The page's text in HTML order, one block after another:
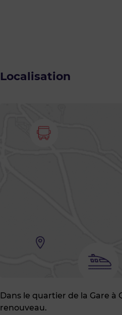
Localisation
Dans le quartier de la Gare à
renouveau.